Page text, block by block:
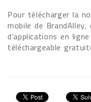
Pour télécharger la
mobile de
d’applications en
téléchargeable